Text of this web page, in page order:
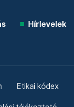
Hírlevelek
Etikai kódex